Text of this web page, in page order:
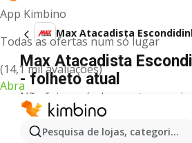
App Kimbino
Todas as ofertas num só lugar
(14,1 mil avaliações)
Abra
Pesquisa de lojas,
Max Atacadista
Max Atacadista
- folheto atual
Não foi possível encontrar
para este termo.
Mais produtos em